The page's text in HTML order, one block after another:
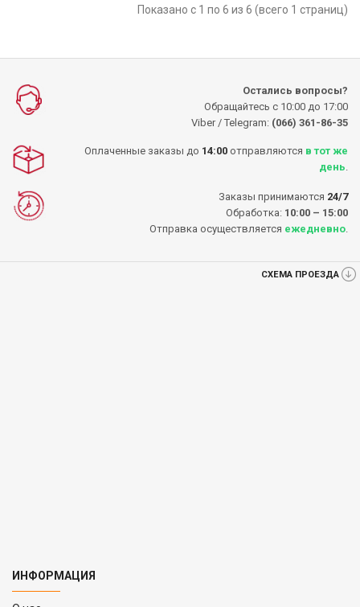
Показано с 1 по 6 из 6 (всего 1 страниц)
Остались вопросы?
Обращайтесь с 10:00 до 17:00
Viber / Telegram: (066) 361-86-35
Оплаченные заказы до 14:00 отправляются в тот же
день
Заказы принимаются 24/7
Обработка: 10:00 – 15:00
Отправка осуществляется ежедневно
СХЕМА ПРОЕЗДА
ИНФОРМАЦИЯ